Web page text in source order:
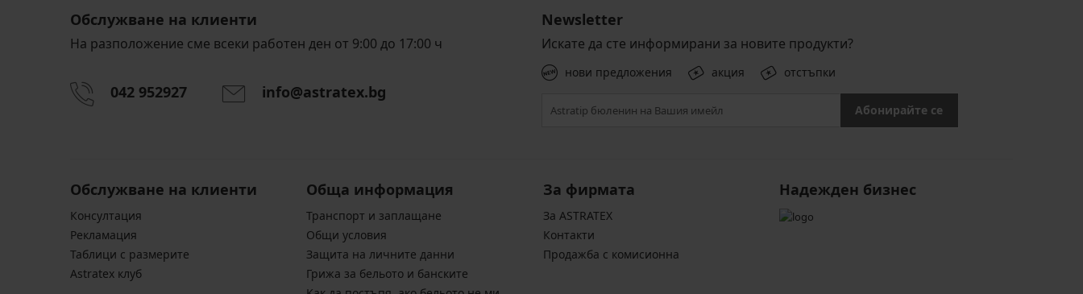
Обслужване на клиенти
На разположение сме всеки работен ден от 9:00 до 17:00 ч
042 952927 info@astratex.bg
Newsletter
Искате да сте информирани за новите продукти?
нови предложения акция отстъпки
Абонирайте се
Обслужване на клиенти
Консултация
Pекламация
Таблици с размерите
Astratex клуб
Обща информация
Транспорт и заплащане
Общи условия
Защита на личните данни
Грижа за бельото и банските
За фирмата
За ASTRATEX
Контакти
Продажба с комисионна
Надежден бизнес